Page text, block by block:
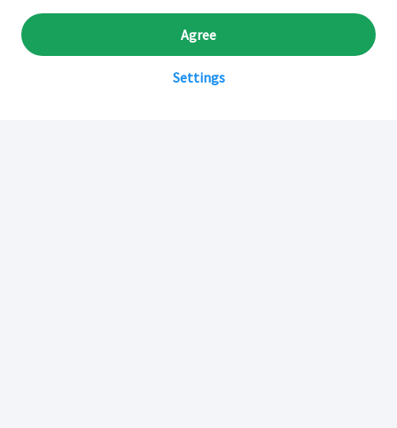
Settings
Agree